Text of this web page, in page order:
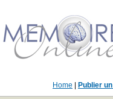
Home Publier